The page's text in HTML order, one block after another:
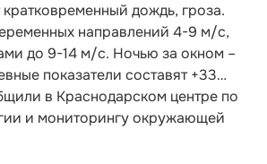
дождь, гроза.
направлений 4-9 м/с,
до 9-14 м/с. Ночью за окном –
показатели составят +33…
в Краснодарском центре по
и мониторингу окружающей